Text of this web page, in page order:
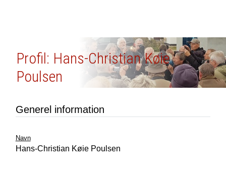
Profil: Hans-Christian Køie
Poulsen
Generel information
Navn
Hans-Christian Køie Poulsen